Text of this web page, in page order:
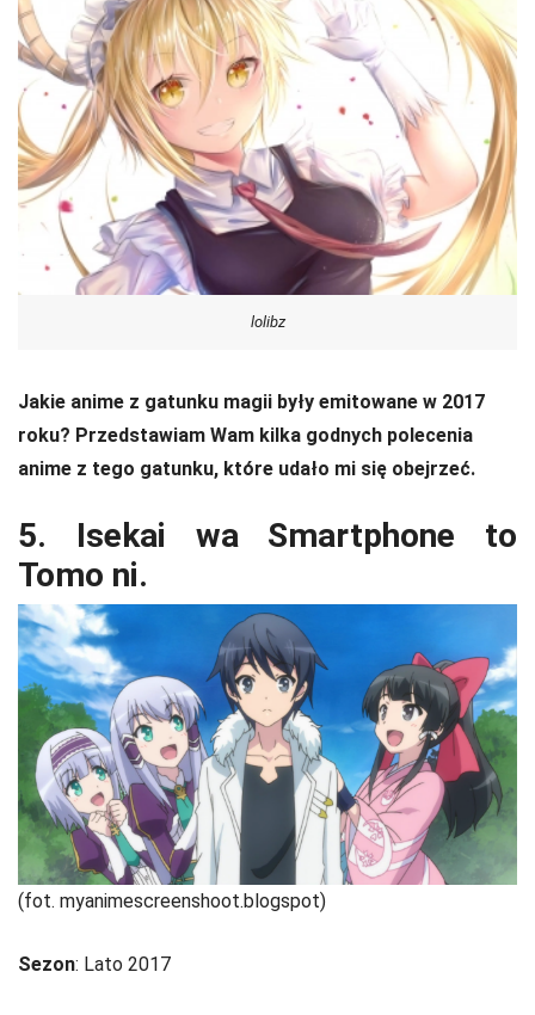
lolibz
Jakie anime z gatunku magii były emitowane w 2017
roku? Przedstawiam Wam kilka godnych polecenia
anime z tego gatunku, które udało mi się obejrzeć.
5. Isekai wa Smartphone to
Tomo ni.
(fot. myanimescreenshoot.blogspot)
Sezon: Lato 2017